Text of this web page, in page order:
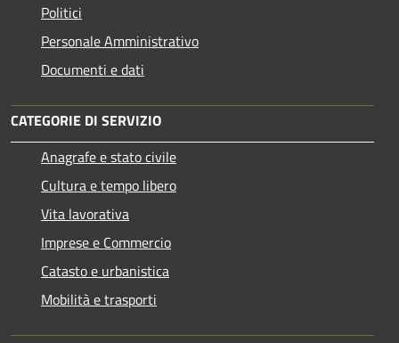
Politici
Personale Amministrativo
Documenti e dati
CATEGORIE DI SERVIZIO
Anagrafe e stato civile
Cultura e tempo libero
Vita lavorativa
Imprese e Commercio
Catasto e urbanistica
Mobilità e trasporti